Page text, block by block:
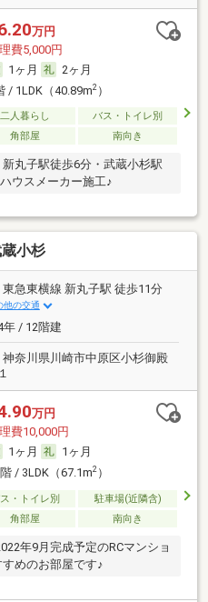
万円
費5,000円
1ヶ月
2ヶ月
/ 1LDK（40.89m2）
二人暮らし
バス・トイレ別
角部屋 南向き
丸子駅徒歩6分・武蔵小杉駅
ウスメーカー施工♪
小杉
東急東横線 新丸子駅 徒歩11分
他の交通
年 / 12階建
神奈川県川崎市中原区小杉御殿
万円
費10,000円
1ヶ月
1ヶ月
/ 3LDK（67.1m2）
・トイレ別
駐車場(近隣含)
角部屋 南向き
年9月完成予定のRCマンショ
めのお部屋です♪